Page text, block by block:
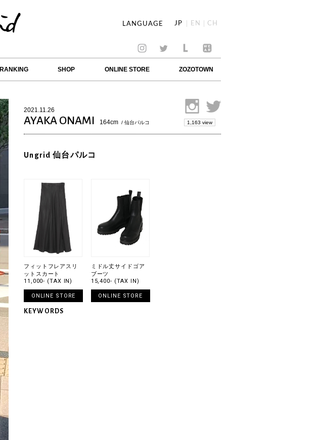
LANGUAGE JP EN CH
RANKING SHOP ONLINE STORE ZOZOTOWN
2021.11.26
AYAKA ONAMI 164cm / 仙台パルコ 1,163 view
Ungrid 仙台パルコ
フィットフレアスリ
ットスカート
11,000- (TAX IN)
ONLINE STORE
ミドル丈サイドゴア
ブーツ
15,400- (TAX IN)
ONLINE STORE
KEYWORDS